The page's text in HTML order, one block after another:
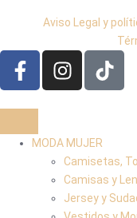
Aviso Legal y
MODA MUJER
Camisetas,
Camisas y
Jersey y